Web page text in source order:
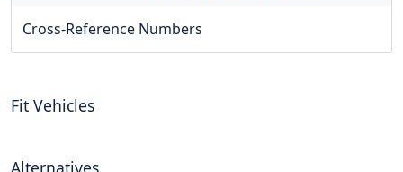
Cross-Reference Numbers
Fit Vehicles